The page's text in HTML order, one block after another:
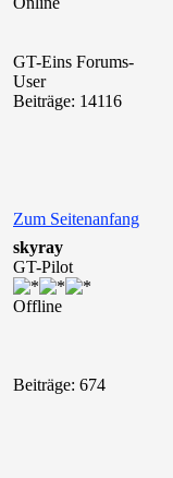
GT-Eins Forums-
User
Beiträge: 14116
Zum Seitenanfang
skyray
GT-Pilot
Offline
Beiträge: 674